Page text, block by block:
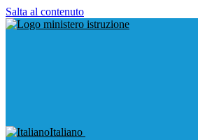
Salta al contenuto
Italiano